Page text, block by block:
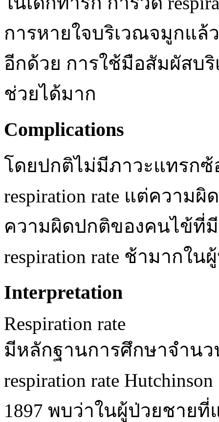
การหายใจบริเวณจมูกแล้
อีกด้วย การใช้มือสัมผัสบ
ช่วยได้มาก
Complications
โดยปกติไม่มีภาวะแทรกซ้
respiration rate แต่ความ
ความผิดปกติของคนไข้ที่มี
respiration rate ช้ามากใน
Interpretation
Respiration rate
มีหลักฐานการศึกษาจำนว
respiration rate
1897 พบว่าในผู้ป่วยชาย